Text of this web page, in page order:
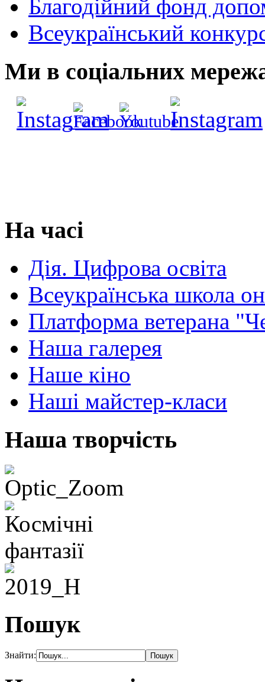
Благодійний фонд
Всеукраїнський
Ми в соціальних
На часі
Дія. Цифрова освіта
Всеукраїнська школа
Платформа ветерана
Наша галерея
Наше кіно
Наші майстер-класи
Наша творчість
Пошук
Знайти: